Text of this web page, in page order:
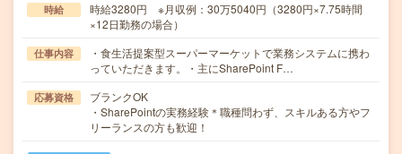
時給
時給3280円 ※月収例：30万5040円（3280円×7.75時間
×12日勤務の場合）
仕事内容
・食生活提案型スーパーマーケットで業務システムに携わ
っていただきます。・主にSharePoint F…
応募資格
ブランクOK
・SharePointの実務経験＊職種問わず、スキルある方やフ
リーランスの方も歓迎！